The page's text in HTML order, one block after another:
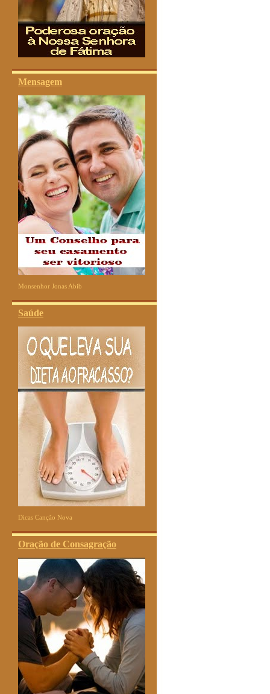
Mensagem
Monsenhor Jonas Abib
Saúde
Dicas Canção Nova
Oração de Consagração